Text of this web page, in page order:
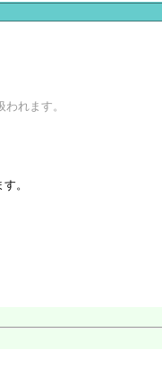
れます。
。